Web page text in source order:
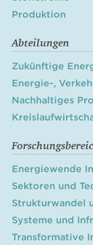
Produktion
Abteilungen
Zukünftige
Energie-,
Nachhaltiges
Energiewende
Sektoren und
Strukturwandel
Systeme und
Transformative